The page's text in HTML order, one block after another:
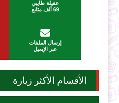
عقيلة طايبي
69 ألف متابع
إرسال الملفات
عبر الإيميل
الأقسام الأكثر زيارة